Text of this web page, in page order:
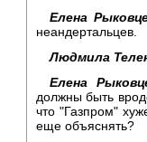
Елена
неандертальцев.
Людмила
Елена
должны быть
что "Газпром"
еще объяснять?